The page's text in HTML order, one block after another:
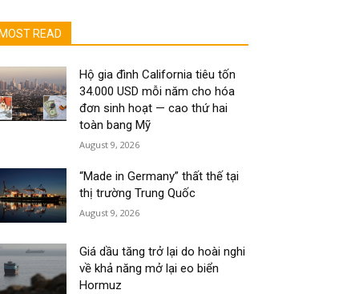
MOST READ
Hộ gia đình California tiêu tốn
34.000 USD mỗi năm cho hóa
đơn sinh hoạt — cao thứ hai
toàn bang Mỹ
August 9, 2026
“Made in Germany” thất thế tại
thị trường Trung Quốc
August 9, 2026
Giá dầu tăng trở lại do hoài nghi
về khả năng mở lại eo biển
Hormuz